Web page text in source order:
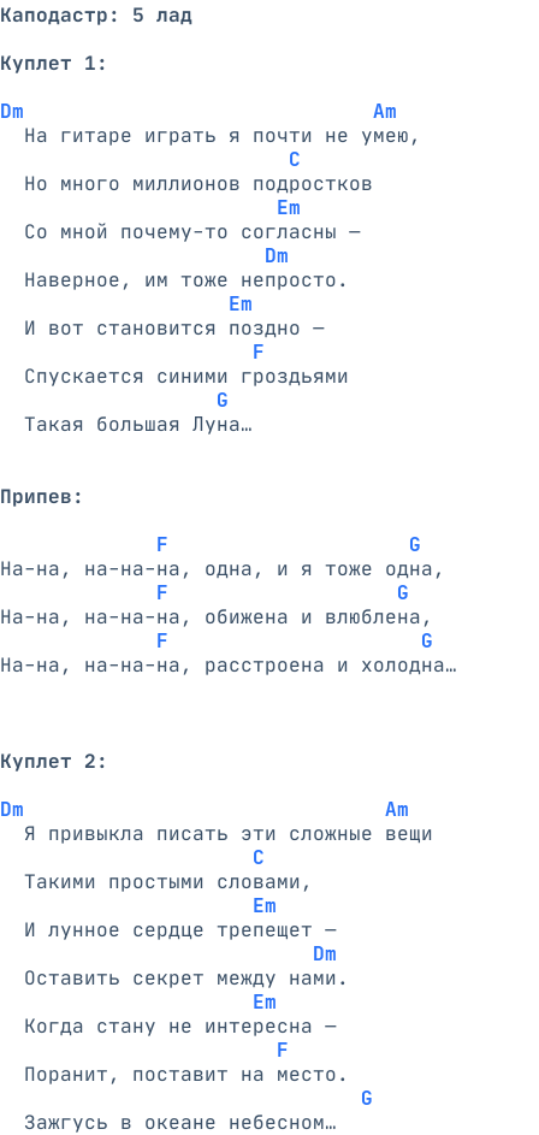
Каподастр: 5 лад
Куплет 1:
Dm                             Am
  На гитаре играть я почти не умею,
C
  Но много миллионов подростков
Em
  Со мной почему-то согласны —
Dm
  Наверное, им тоже непросто.
Em
  И вот становится поздно —
F
  Спускается синими гроздьями
G
  Такая большая Луна…
Припев:
F                    G
На-на, на-на-на, одна, и я тоже одна,
F                   G
На-на, на-на-на, обижена и влюблена,
F                     G
На-на, на-на-на, расстроена и холодна…
Куплет 2:
Dm                              Am
  Я привыкла писать эти сложные вещи
C
  Такими простыми словами,
Em
  И лунное сердце трепещет —
Dm
  Оставить секрет между нами.
Em
  Когда стану не интересна —
F
  Поранит, поставит на место.
G
  Зажгусь в океане небесном…